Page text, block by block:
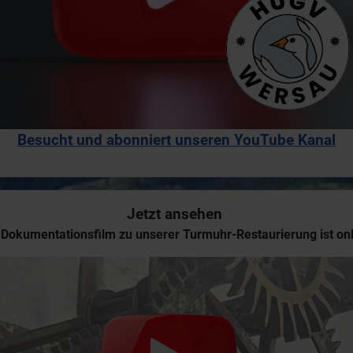
Besucht und abonniert unseren YouTube Kanal
Jetzt ansehen
zu unserer Turmuhr-Restaurierung ist